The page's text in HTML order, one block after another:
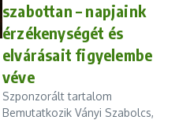
szabottan – napjaink
érzékenységét és
elvárásait figyelembe
véve
Szponzorált tartalom
Bemutatkozik Ványi Szabolcs,